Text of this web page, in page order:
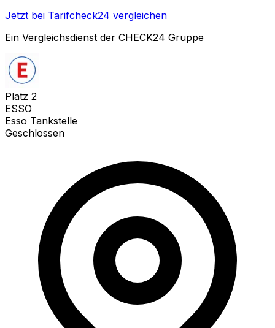
Jetzt bei Tarifcheck24 vergleichen
Ein Vergleichsdienst der CHECK24 Gruppe
Platz 2
ESSO
Esso Tankstelle
Geschlossen